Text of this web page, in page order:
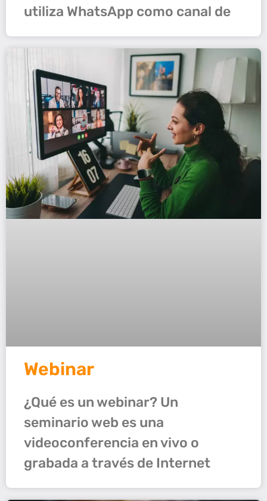
utiliza WhatsApp como canal de
Webinar
¿Qué es un webinar? Un
seminario web es una
videoconferencia en vivo o
grabada a través de Internet